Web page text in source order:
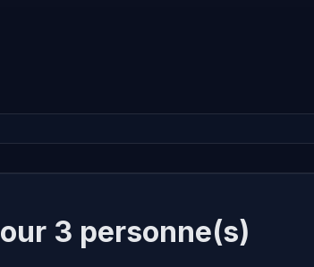
3 personne(s)